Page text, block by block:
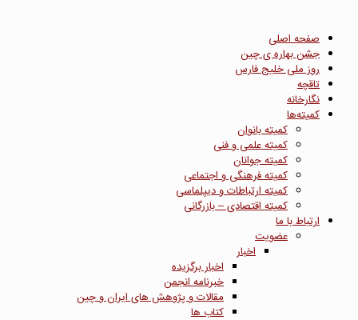
صفحه اصلی
جشن بهاره ی چین
روز ملی خلیج فارس
تاقچه
نگارخانه
کمیته‌ها
کمیته بانوان
کمیته علمی و فنی
کمیته جوانان
کمیته فرهنگی و اجتماعی
کمیته ارتباطات و دیپلماسی
کمیته اقتصادی – بازرگانی
ارتباط با ما
عضویت
اخبار
اخبار برگزیده
خبرنامه انجمن
مقالات و پژوهش های ایران و چین
کتاب ها